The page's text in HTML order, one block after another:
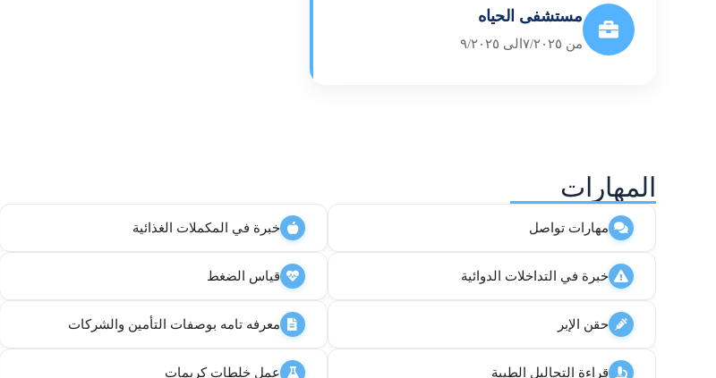
مستشفى الحياه
من ٧/٢٠٢٥الى ٩/٢٠٢٥
المهارات
مهارات تواصل خبرة في المكملات الغذائية
خبرة في التداخلات الدوائية قياس الضغط
حقن الإبر معرفه تامه بوصفات التأمين والشركات
قراءة التحاليل الطبية عمل خلطات كريمات